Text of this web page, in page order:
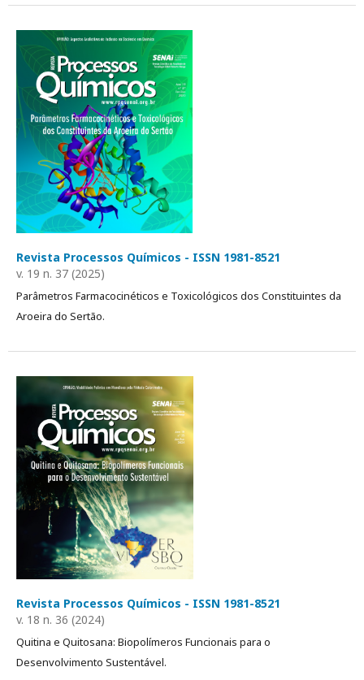
Revista Processos Químicos - ISSN 1981-8521
v. 19 n. 37 (2025)
Parâmetros Farmacocinéticos e Toxicológicos dos Constituintes da
Aroeira do Sertão.
Revista Processos Químicos - ISSN 1981-8521
v. 18 n. 36 (2024)
Quitina e Quitosana: Biopolímeros Funcionais para o
Desenvolvimento Sustentável.